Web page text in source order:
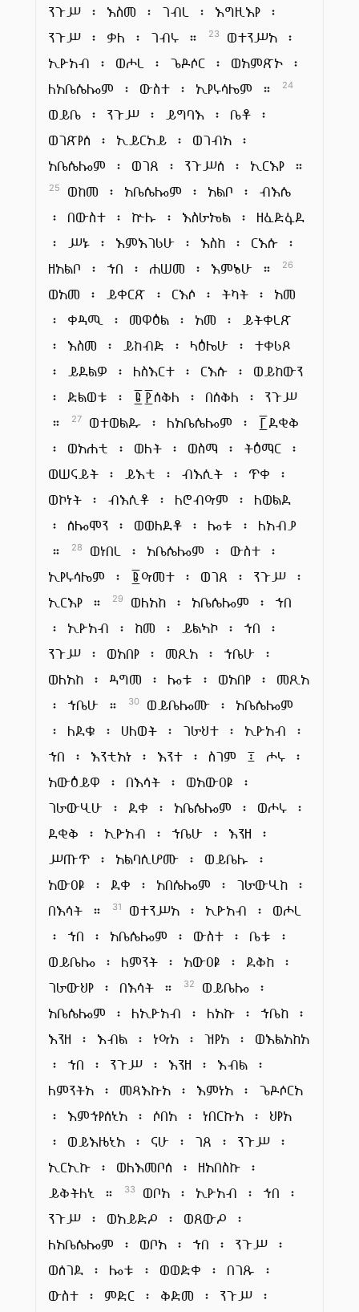
ንጉሥ ፡ እስመ ፡ ገብረ ፡ እግዚእየ ፡
ንጉሥ ፡ ቃለ ፡ ገብሩ ።
23
ወተንሥአ ፡
ኢዮአብ ፡ ወሖረ ፡ ጌዶሶር ፡ ወአምጽኦ ፡
ለአቤሴሎም ፡ ውስተ ፡ ኢየሩሳሌም ።
24
ወይቤ ፡ ንጉሥ ፡ ይግባእ ፡ ቤቶ ፡
ወገጽየሰ ፡ ኢይርአይ ፡ ወገብአ ፡
አቤሴሎም ፡ ወገጸ ፡ ንጉሥሰ ፡ ኢርእየ ።
25
ወከመ ፡ አቤሴሎም ፡ አልቦ ፡ ብእሴ
፡ በውስተ ፡ ኵሉ ፡ እስራኤል ፡ ዘፈድፋደ
፡ ሥኑ ፡ እምእገሪሁ ፡ እስከ ፡ ርእሱ ፡
ዘአልቦ ፡ ኀበ ፡ ሐሠመ ፡ እምኔሁ ።
26
ወአመ ፡ ይቀርጽ ፡ ርእሶ ፡ ትካት ፡ አመ
፡ ቀዳሚ ፡ መዋዕል ፡ አመ ፡ ይትቀረጽ
፡ እስመ ፡ ይከብድ ፡ ላዕሌሁ ፡ ተቀሪጾ
፡ ይደልዎ ፡ ለስእርተ ፡ ርእሱ ፡ ወይከውን
፡ ድልወቱ ፡ ፪፻ሰቅለ ፡ በሰቅለ ፡ ንጉሥ
።
27
ወተወልዱ ፡ ለአቤሴሎም ፡ ፫ደቂቅ
፡ ወአሐቲ ፡ ወለት ፡ ወስማ ፡ ትዕማር ፡
ወሠናይት ፡ ይእቲ ፡ ብእሲት ፡ ጥቀ ፡
ወኮነት ፡ ብእሲቶ ፡ ለሮብዓም ፡ ለወልደ
፡ ሰሎሞን ፡ ወወለደቶ ፡ ሎቱ ፡ ለአብያ
።
28
ወነበረ ፡ አቤሴሎም ፡ ውስተ ፡
ኢየሩሳሌም ፡ ፪ዓመተ ፡ ወገጸ ፡ ንጉሥ ፡
ኢርእየ ።
29
ወለአከ ፡ አቤሴሎም ፡ ኀበ
፡ ኢዮአብ ፡ ከመ ፡ ይልኣኮ ፡ ኀበ ፡
ንጉሥ ፡ ወአበየ ፡ መጺአ ፡ ኀቤሁ ፡
ወለአከ ፡ ዳግመ ፡ ሎቱ ፡ ወአበየ ፡ መጺአ
፡ ኀቤሁ ።
30
ወይቤሎሙ ፡ አቤሴሎም
፡ ለደቁ ፡ ሀለወት ፡ ገራህተ ፡ ኢዮአብ ፡
ኀበ ፡ እንቲአነ ፡ እንተ ፡ ስገም ፤ ሖሩ ፡
አውዕይዋ ፡ በእሳት ፡ ወአውዐዩ ፡
ገራውሂሁ ፡ ደቀ ፡ አቤሴሎም ፡ ወሖሩ ፡
ደቂቅ ፡ ኢዮአብ ፡ ኀቤሁ ፡ እንዘ ፡
ሥጡጥ ፡ አልባሲሆሙ ፡ ወይቤሉ ፡
አውዐዩ ፡ ደቀ ፡ አበሴሎም ፡ ገራውሂከ ፡
በእሳት ።
31
ወተንሥአ ፡ ኢዮአብ ፡ ወሖረ
፡ ኀበ ፡ አቤሴሎም ፡ ውስተ ፡ ቤቱ ፡
ወይቤሎ ፡ ለምንት ፡ አውዐዩ ፡ ደቅከ ፡
ገራውህየ ፡ በእሳት ።
32
ወይቤሎ ፡
አቤሴሎም ፡ ለኢዮአብ ፡ ለአኩ ፡ ኀቤከ ፡
እንዘ ፡ እብል ፡ ነዓአ ፡ ዝየአ ፡ ወእልአከአ
፡ ኀበ ፡ ንጉሥ ፡ እንዘ ፡ እብል ፡
ለምንትአ ፡ መጻእኩአ ፡ እምነአ ፡ ጌዶሶርአ
፡ እምኀየሰኒአ ፡ ሶበአ ፡ ነበርኩአ ፡ ህየአ
፡ ወይእዜኒአ ፡ ናሁ ፡ ገጸ ፡ ንጉሥ ፡
ኢርኢኩ ፡ ወለእመቦሰ ፡ ዘአበስኩ ፡
ይቅትለኒ ።
33
ወቦአ ፡ ኢዮአብ ፡ ኀበ ፡
ንጉሥ ፡ ወአይድዖ ፡ ወጸውዖ ፡
ለአቤሴሎም ፡ ወቦአ ፡ ኀበ ፡ ንጉሥ ፡
ወሰገደ ፡ ሎቱ ፡ ወወድቀ ፡ በገጹ ፡
ውስተ ፡ ምድር ፡ ቅድመ ፡ ንጉሥ ፡